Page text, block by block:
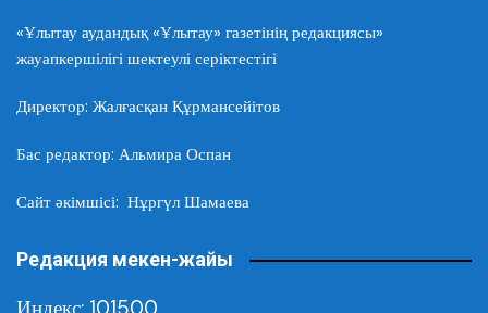
«Ұлытау аудандық «Ұлытау» газетінің редакциясы»
жауапкершілігі шектеулі серіктестігі
Директор: Жалғасқан Құрмансейітов
Бас редактор: Альмира Оспан
Сайт әкімшісі: Нұргүл Шамаева
Редакция мекен-жайы